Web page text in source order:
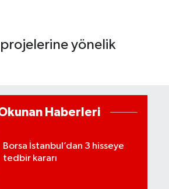
projelerine yönelik
Haberleri
Borsa İstanbul’dan 3 hisseye
tedbir kararı